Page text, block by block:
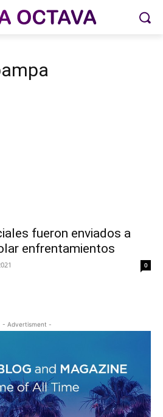
fueron enviados a
enfrentamientos
0
- Advertisment -